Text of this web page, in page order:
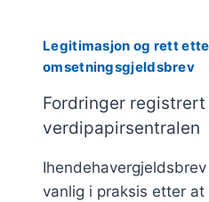
OG
17
Legitimasjon og rett
omsetningsgjeldsbrev
Fordringer registrert
verdipapirsentralen
vanlig i praksis etter